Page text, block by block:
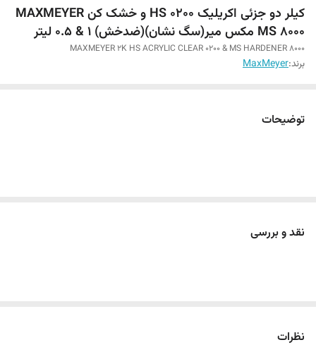
کیلر دو جزئی اکریلیک HS 0200 و خشک کن MAXMEYER
MS 8000 مکس میر(سگ نشان)(ضدخش) 1 & 0.5 لیتر
MAXMEYER 2K HS ACRYLIC CLEAR 0200 & MS HARDENER 8000
برند:MaxMeyer
توضیحات
نقد و بررسی
نظرات